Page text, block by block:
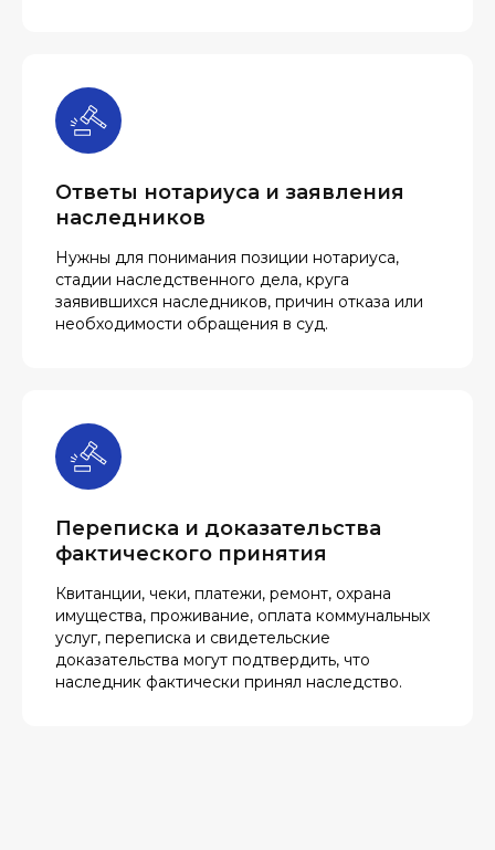
Ответы нотариуса и заявления
наследников
Нужны для понимания позиции нотариуса,
стадии наследственного дела, круга
заявившихся наследников, причин отказа или
необходимости обращения в суд.
Переписка и доказательства
фактического принятия
Квитанции, чеки, платежи, ремонт, охрана
имущества, проживание, оплата коммунальных
услуг, переписка и свидетельские
доказательства могут подтвердить, что
наследник фактически принял наследство.